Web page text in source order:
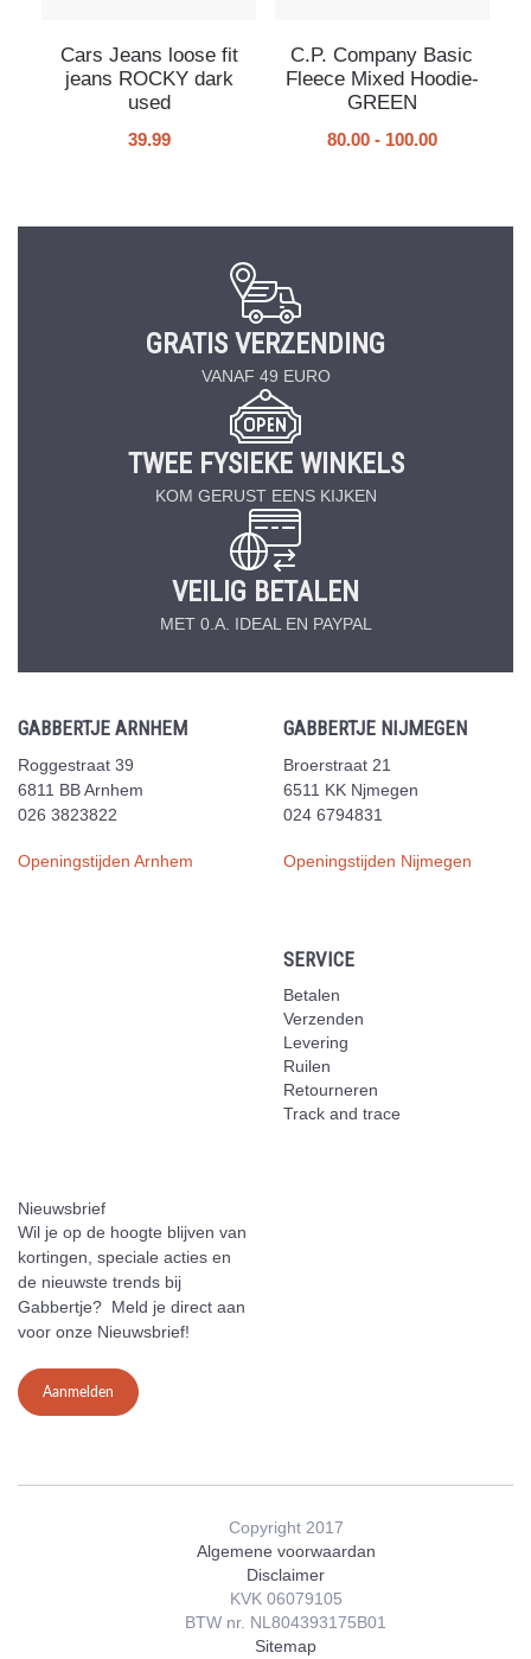
Cars Jeans loose fit
jeans ROCKY dark
used
39.99
C.P. Company Basic
Fleece Mixed Hoodie-
GREEN
80.00 - 100.00
GRATIS VERZENDING
VANAF 49 EURO
TWEE FYSIEKE WINKELS
KOM GERUST EENS KIJKEN
VEILIG BETALEN
MET 0.A. IDEAL EN PAYPAL
GABBERTJE ARNHEM
Roggestraat 39
6811 BB Arnhem
026 3823822
Openingstijden Arnhem
GABBERTJE NIJMEGEN
Broerstraat 21
6511 KK Njmegen
024 6794831
Openingstijden Nijmegen
SERVICE
Betalen
Verzenden
Levering
Ruilen
Retourneren
Track and trace
Nieuwsbrief
Wil je op de hoogte blijven van
kortingen, speciale acties en
de nieuwste trends bij
Gabbertje? Meld je direct aan
voor onze Nieuwsbrief!
Aanmelden
Copyright 2017
Algemene voorwaardan
Disclaimer
KVK 06079105
BTW nr. NL804393175B01
Sitemap